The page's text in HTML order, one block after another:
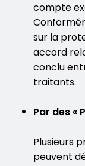
compte
sur la
accord
conclu
traitants.
Par des «
Plusieurs
peuvent